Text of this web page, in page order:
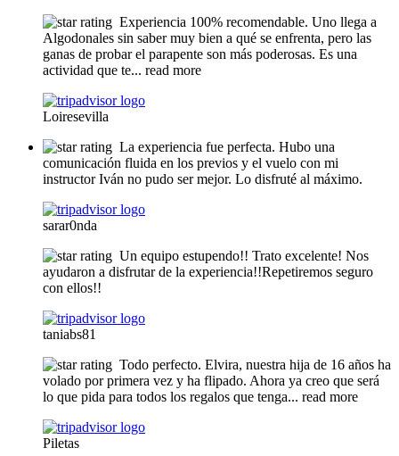
Experiencia 100% recomendable. Uno llega a
Algodonales sin saber muy bien a qué se enfrenta, pero las
ganas de probar el parapente son más poderosas. Es una
actividad que te... read more
Loiresevilla
La experiencia fue perfecta. Hubo una
comunicación fluida en los previos y el vuelo con mi
instructor Iván no pudo ser mejor. Lo disfruté al máximo.
sarar0nda
Un equipo estupendo!! Trato excelente! Nos
ayudaron a disfrutar de la experiencia!!Repetiremos seguro
con ellos!!
taniabs81
Todo perfecto. Elvira, nuestra hija de 16 años ha
volado por primera vez y ha flipado. Ahora ya creo que será
lo que pida para todos los regalos que tenga... read more
Piletas